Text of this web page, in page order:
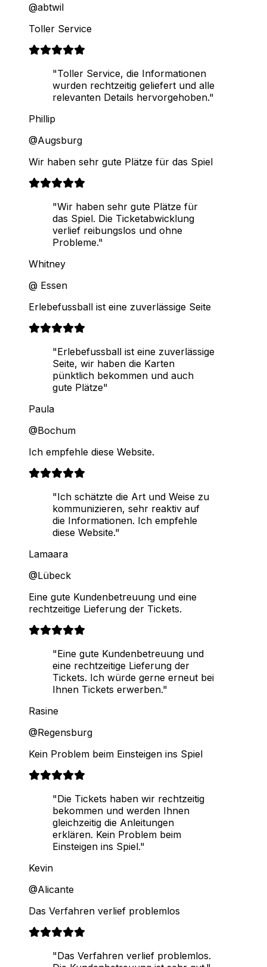
@abtwil
Toller Service
"Toller Service, die Informationen
wurden rechtzeitig geliefert und alle
relevanten Details hervorgehoben."
Phillip
@Augsburg
Wir haben sehr gute Plätze für das Spiel
"Wir haben sehr gute Plätze für
das Spiel. Die Ticketabwicklung
verlief reibungslos und ohne
Probleme."
Whitney
@ Essen
Erlebefussball ist eine zuverlässige Seite
"Erlebefussball ist eine zuverlässige
Seite, wir haben die Karten
pünktlich bekommen und auch
gute Plätze"
Paula
@Bochum
Ich empfehle diese Website.
"Ich schätzte die Art und Weise zu
kommunizieren, sehr reaktiv auf
die Informationen. Ich empfehle
diese Website."
Lamaara
@Lübeck
Eine gute Kundenbetreuung und eine
rechtzeitige Lieferung der Tickets.
"Eine gute Kundenbetreuung und
eine rechtzeitige Lieferung der
Tickets. Ich würde gerne erneut bei
Ihnen Tickets erwerben."
Rasine
@Regensburg
Kein Problem beim Einsteigen ins Spiel
"Die Tickets haben wir rechtzeitig
bekommen und werden Ihnen
gleichzeitig die Anleitungen
erklären. Kein Problem beim
Einsteigen ins Spiel."
Kevin
@Alicante
Das Verfahren verlief problemlos
"Das Verfahren verlief problemlos.